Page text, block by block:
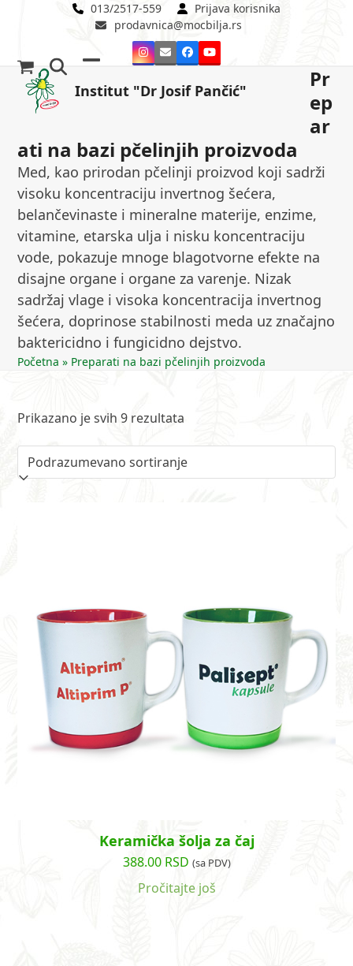
013/2517-559
Prijava korisnika
prodavnica@mocbilja.rs
Instagram
EmailFacebookYouTube
Institut "Dr Josif Pančić"
mobile
mobile
Pr
ep
ar
ati na bazi pčelinjih proizvoda
Med, kao prirodan pčelinji proizvod koji sadrži
visoku koncentraciju invertnog šećera,
belančevinaste i mineralne materije, enzime,
vitamine, etarska ulja i nisku koncentraciju
vode, pokazuje mnoge blagotvorne efekte na
disajne organe i organe za varenje. Nizak
sadržaj vlage i visoka koncentracija invertnog
šećera, doprinose stabilnosti meda uz značajno
baktericidno i fungicidno dejstvo.
Početna » Preparati na bazi pčelinjih proizvoda
Prikazano je svih 9 rezultata
Keramička šolja za čaj
388.00 RSD (sa PDV)
Pročitajte još